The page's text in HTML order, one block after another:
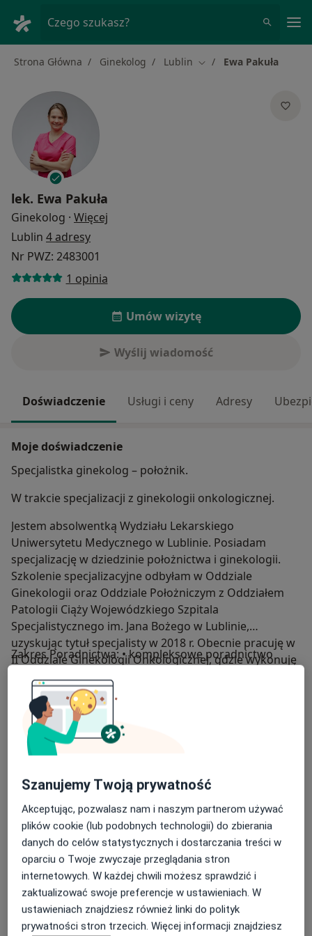
Czego szukasz?
Strona Główna Ginekolog Lublin Zmień miasto
Ewa Pakuła
lek. Ewa Pakuła
Ginekolog · Więcej
Lublin 4 adresy
Nr PWZ: 2483001
1 opinia
Umów wizytę
Wyślij wiadomość
Doświadczenie Usługi i ceny Adresy
Moje doświadczenie
Specjalistka ginekolog – położnik.
W trakcie specjalizacji z ginekologii onkologicznej.
Jestem absolwentką Wydziału Lekarskiego
Uniwersytetu Medycznego w Lublinie. Posiadam
specjalizację w dziedzinie położnictwa i ginekologii.
Szkolenie specjalizacyjne odbyłam w Oddziale
Ginekologii oraz Oddziale Położniczym z Oddziałem
Patologii Ciąży Wojewódzkiego Szpitala
Specjalistycznego im. Jana Bożego w Lublinie,
uzyskując tytuł specjalisty w 2018 r. Obecnie pracuję w
II Oddziale Ginekologii Onkologicznej, gdzie wykonuję
pełną diagnostykę onkologiczną i biorę udział w
kompleksowym leczeniu nowotworów
ginekologicznych. W swojej pracy podchodzę do
pacjentów profesjonalnie i holistycznie, zawsze
kierując się empatią i zaangażowaniem.
Zakres Poradnictwa: • kompleksowe poradnictwo
leczeniem schorzeń w zakresie ginekologii •
ginekologia operacyjna • ginekologia onkologiczna •
diagnostyka i terapia zaburzeń uroginekologicznych
oraz zaburzeń statyki narządu rodnego •
ultrasonografią ginekologiczną, • poradnictwo
prowadzenie ciąży fizjologicznej
więcejO mnie
Zakres porad
Położnictwo i ginekologia
Ginekologia onkologiczna
Uroginekologia
Główne obszary pomocy
Choroby ginekologiczne
Zaburzenia miesiączkowania
Szanujemy Twoją prywatność
Akceptując, pozwalasz nam i naszym partnerom używać
plików cookie (lub podobnych technologii) do zbierania
danych do celów statystycznych i dostarczania treści w
oparciu o Twoje zwyczaje przeglądania stron
internetowych. W każdej chwili możesz sprawdzić i
zaktualizować swoje preferencje w ustawieniach. W
ustawieniach znajdziesz również linki do polityk
prywatności stron trzecich. Więcej informacji znajdziesz